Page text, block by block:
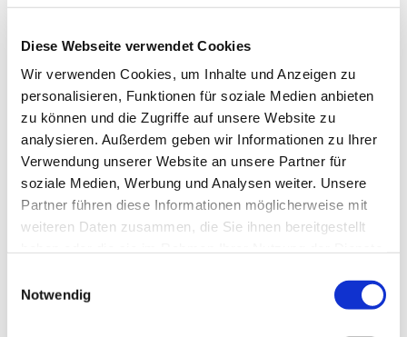
Diese Webseite verwendet Cookies
Wir verwenden Cookies, um Inhalte und Anzeigen zu
personalisieren, Funktionen für soziale Medien anbieten
zu können und die Zugriffe auf unsere Website zu
analysieren. Außerdem geben wir Informationen zu Ihrer
Verwendung unserer Website an unsere Partner für
soziale Medien, Werbung und Analysen weiter. Unsere
Partner führen diese Informationen möglicherweise mit
weiteren Daten zusammen, die Sie ihnen bereitgestellt
Notwendig